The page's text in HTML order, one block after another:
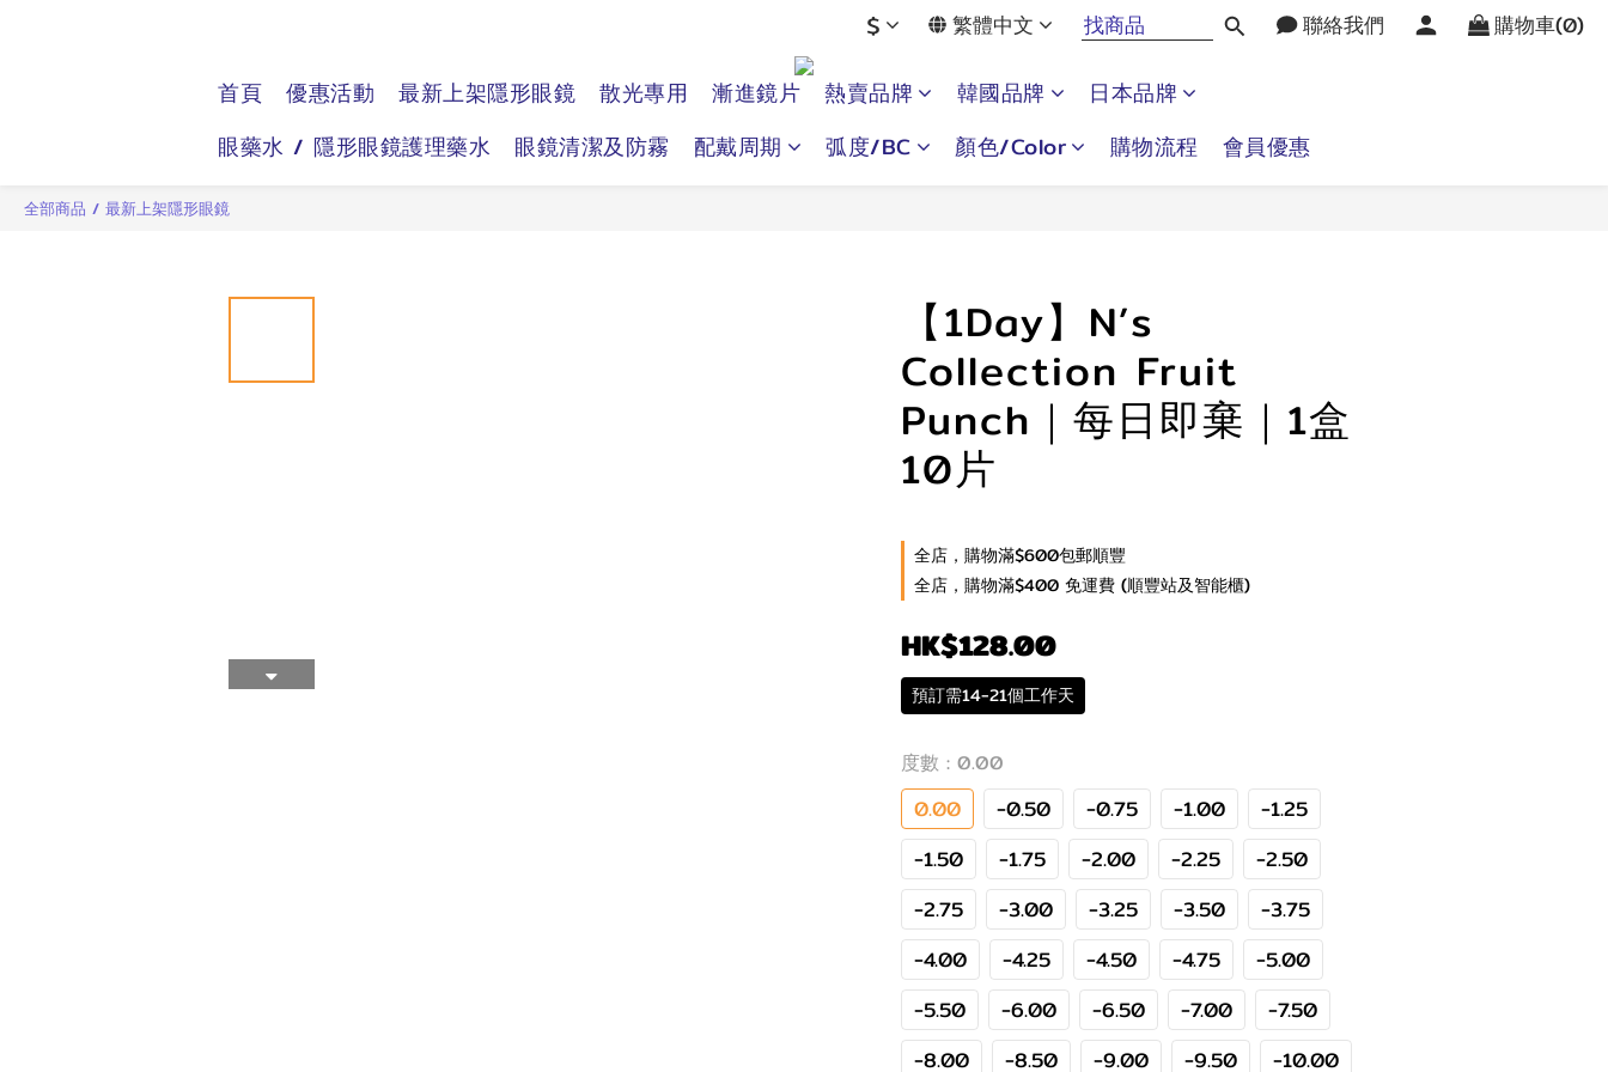
$ 繁體中文 聯絡我們 購物車(0)
首頁 優惠活動 最新上架隱形眼鏡 散光專用 漸進鏡片 熱賣品牌 韓國品牌
日本品牌
眼藥水 / 隱形眼鏡護理藥水
眼鏡清潔及防霧 配戴周期 弧度/BC 顏色/Color 購物流程 會員優惠
全部商品 / 最新上架隱形眼鏡
【1Day】N’s
Collection Fruit
Punch｜每日即棄｜1盒
10片
全店，購物滿$600包郵順豐
全店，購物滿$400 免運費 (順豐站及智能櫃)
HK$128.00
預訂需14-21個工作天
度數 : 0.00
0.00 -0.50 -0.75 -1.00
-1.25
-1.50
-1.75 -2.00 -2.25
-2.50
-2.75
-3.00 -3.25 -3.50
-3.75
-4.00
-4.25 -4.50 -4.75
-5.00
-5.50
-6.00 -6.50 -7.00
-7.50
-8.00
-8.50 -9.00 -9.50 -10.00